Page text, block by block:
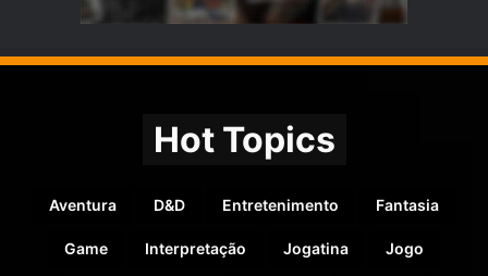
Hot Topics
Aventura D&D Entretenimento Fantasia
Game Interpretação Jogatina Jogo